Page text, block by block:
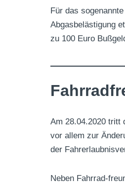
Für das
Abgasbelästigung
zu 100 Euro
Am 28.04.2020 tritt
vor allem zur
der
Neben Fahrrad-